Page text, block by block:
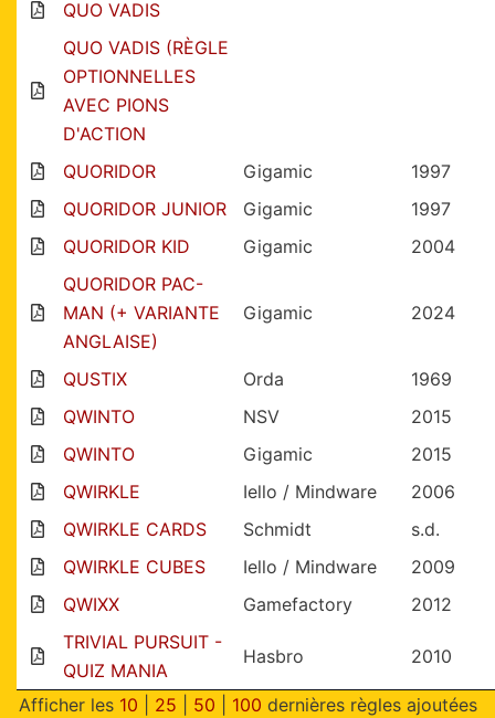
QUO VADIS
QUO VADIS (RÈGLE
OPTIONNELLES
AVEC PIONS
D'ACTION
QUORIDOR
Gigamic
1997
QUORIDOR JUNIOR
Gigamic
1997
QUORIDOR KID
Gigamic
2004
QUORIDOR PAC-
MAN (+ VARIANTE
ANGLAISE)
Gigamic 2024
QUSTIX Orda
1969
QWINTO
NSV
2015
QWINTO
Gigamic
2015
QWIRKLE
Iello / Mindware
2006
QWIRKLE CARDS
Schmidt
s.d.
QWIRKLE CUBES
Iello / Mindware
2009
QWIXX
Gamefactory
2012
TRIVIAL PURSUIT -
QUIZ MANIA
Hasbro 2010
Afficher les 10 25 50 100 dernières règles ajoutées